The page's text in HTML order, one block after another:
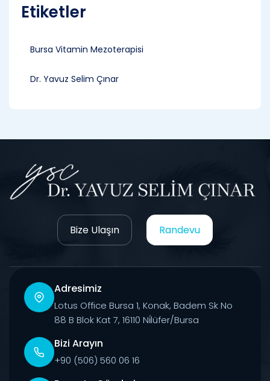
Etiketler
Bursa Vitamin Mezoterapisi
Dr. Yavuz Selim Çınar
Bize Ulaşın Randevu
Adresimiz
Lotus Office Bursa 1, Konak, Badem Sk No
88 B Blok Kat 7, 16110 Ni̇lüfer/Bursa
Bizi Arayın
+90 (506) 560 06 16